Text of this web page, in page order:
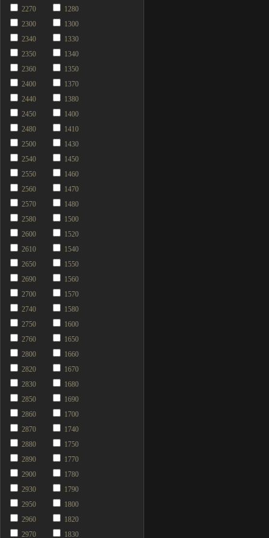
2270
2300
2340
2350
2360
2400
2440
2450
2480
2500
2540
2550
2560
2570
2580
2600
2610
2650
2690
2700
2740
2750
2760
2800
2820
2830
2850
2860
2870
2880
2890
2900
2930
2950
2960
2970
1280
1300
1330
1340
1350
1370
1380
1400
1410
1430
1450
1460
1470
1480
1500
1520
1540
1550
1560
1570
1580
1600
1650
1660
1670
1680
1690
1700
1740
1750
1770
1780
1790
1800
1820
1830